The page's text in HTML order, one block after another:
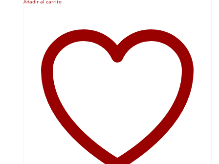
Añadir al carrito